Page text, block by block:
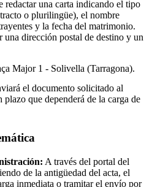
redactar una carta indicando el tipo
o plurilingüe), el nombre
y la fecha del matrimonio.
dirección postal de destino y un
Major 1 - Solivella (Tarragona).
el documento solicitado al
que dependerá de la carga de
A través del portal del
de la antigüedad del acta, el
inmediata o tramitar el envío por